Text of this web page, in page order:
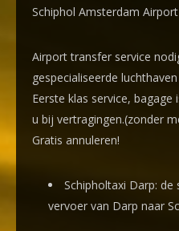
Schiphol Amsterdam
Airport transfer service
gespecialiseerde
Eerste klas service,
u bij vertragingen.(zonder
Gratis annuleren!
Schipholtaxi Darp:
vervoer van Darp naar